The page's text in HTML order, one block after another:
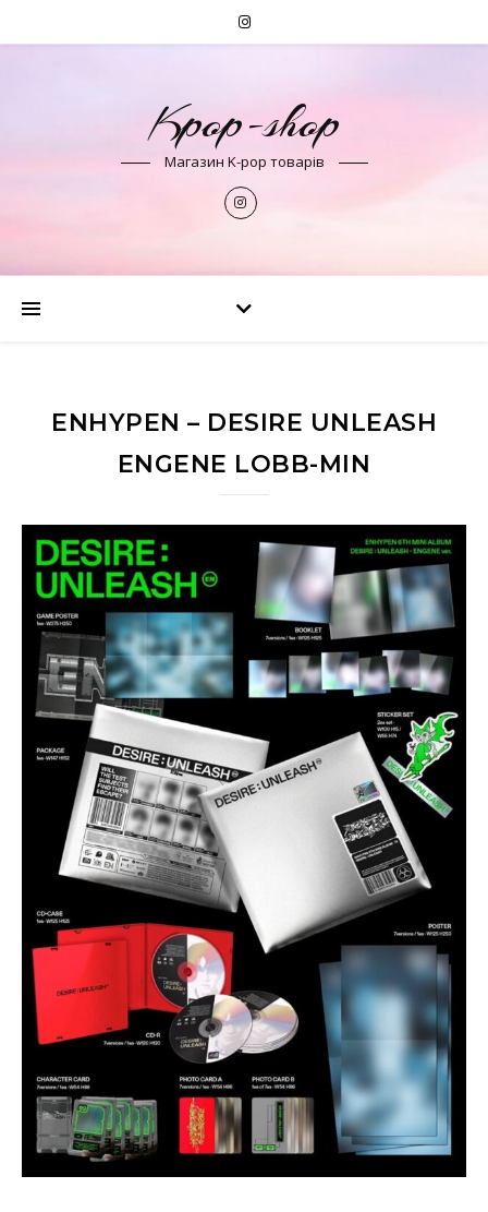
Kpop-shop
Магазин K-pop товарів
ENHYPEN – DESIRE UNLEASH
ENGENE LOBB-MIN